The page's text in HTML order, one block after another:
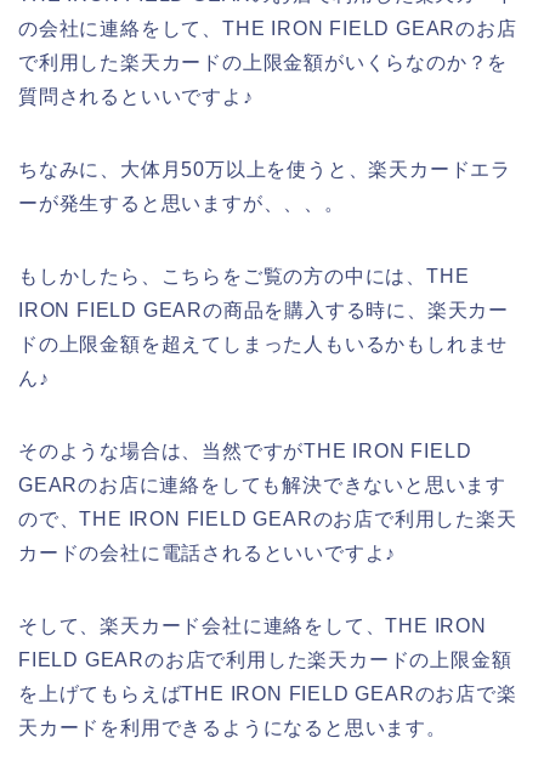
の会社に連絡をして、THE IRON FIELD GEARのお店
で利用した楽天カードの上限金額がいくらなのか？を
質問されるといいですよ♪
ちなみに、大体月50万以上を使うと、楽天カードエラ
ーが発生すると思いますが、、、。
もしかしたら、こちらをご覧の方の中には、THE
IRON FIELD GEARの商品を購入する時に、楽天カー
ドの上限金額を超えてしまった人もいるかもしれませ
ん♪
そのような場合は、当然ですがTHE IRON FIELD
GEARのお店に連絡をしても解決できないと思います
ので、THE IRON FIELD GEARのお店で利用した楽天
カードの会社に電話されるといいですよ♪
そして、楽天カード会社に連絡をして、THE IRON
FIELD GEARのお店で利用した楽天カードの上限金額
を上げてもらえばTHE IRON FIELD GEARのお店で楽
天カードを利用できるようになると思います。